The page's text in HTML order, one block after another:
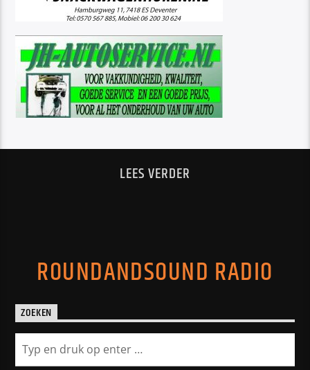
LEES VERDER
ROUNDANDSOUND RADIO
ZOEKEN